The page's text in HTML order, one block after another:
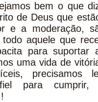
bem o que
de Deus que
e a moderação,
todo aquele que
para suportar
uma vida de
precisamos
para